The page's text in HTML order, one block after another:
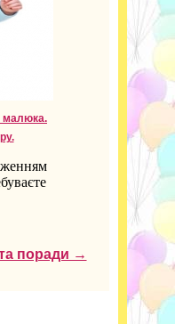
малюка.
та поради →